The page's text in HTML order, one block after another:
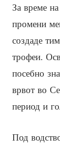
За време
промени
создаде
трофеи.
посебно
врвот во
период и
Под